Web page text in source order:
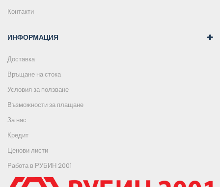
Контакти
ИНФОРМАЦИЯ
Доставка
Връщане на стока
Условия за ползване
Възможности за плащане
За нас
Кредит
Ценови листи
Работа в РУБИН 2001